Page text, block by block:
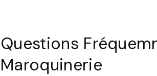
Questions
Maroquinerie